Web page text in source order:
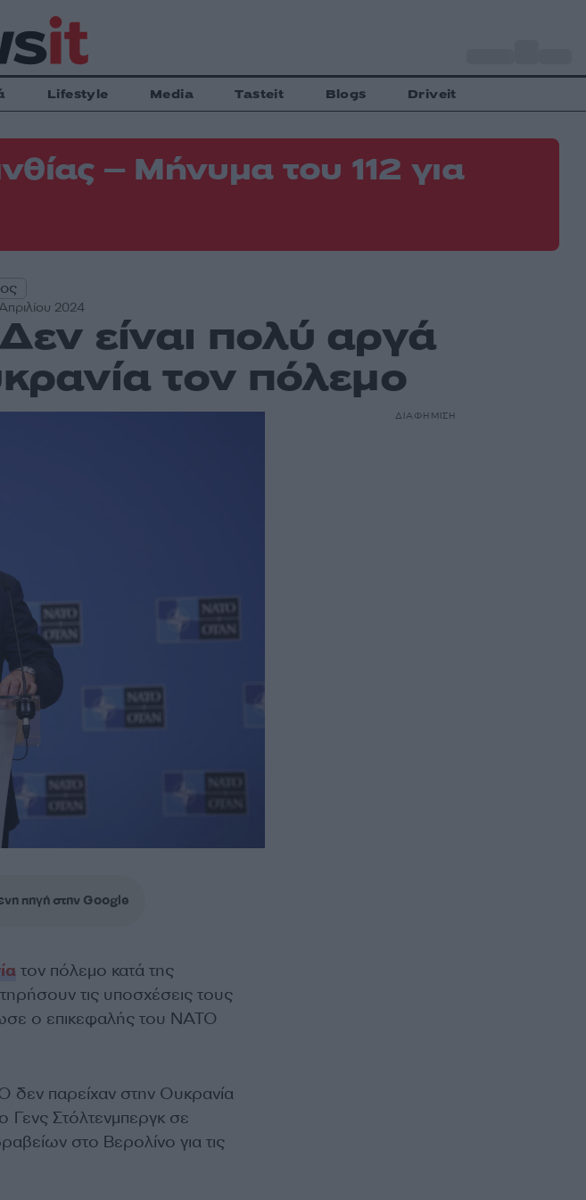
Lifestyle Media Tasteit Blogs Driveit
– Μήνυμα του 112 για
2024
είναι πολύ αργά
τον πόλεμο
πηγή στην Google
τον πόλεμο κατά της
τις υποσχέσεις τους
ο επικεφαλής του ΝΑΤΟ
δεν παρείχαν στην Ουκρανία
Γενς Στόλτενμπεργκ σε
στο Βερολίνο για τις
ΔΙΑΦΗΜΙΣΗ